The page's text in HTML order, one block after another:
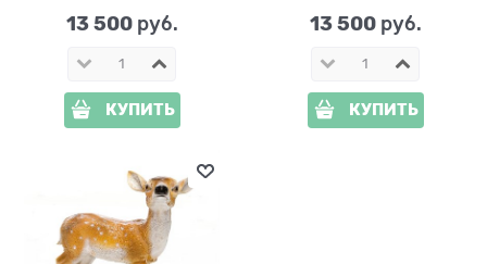
13 500 руб.
КУПИТЬ
13 500 руб.
КУПИТЬ